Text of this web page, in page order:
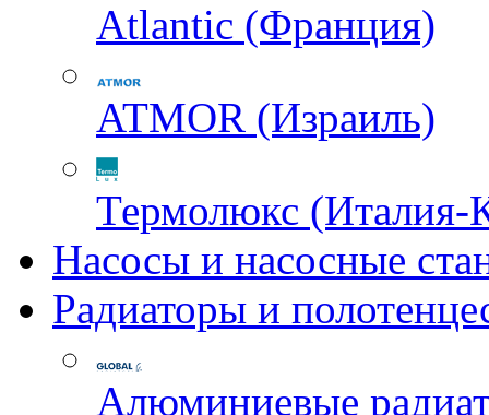
Atlantic (Франция)
ATMOR (Израиль)
Термолюкс (Италия-
Насосы и насосные
Радиаторы и
Алюминиевые